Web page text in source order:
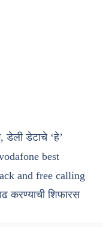
डेली डेटाचे ‘हे’
best
and free calling
करण्याची शिफारस